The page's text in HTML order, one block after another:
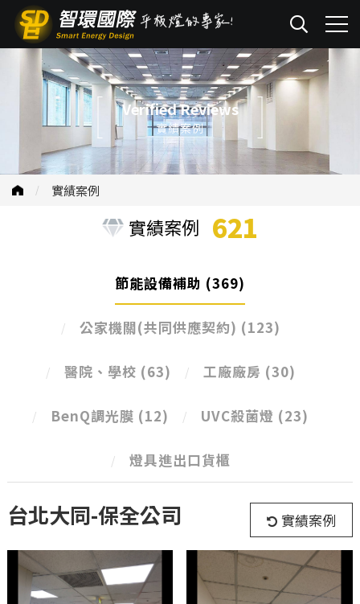
Verified Reviews
實績案例
實績案例
實績案例 621
節能設備補助 (369)
公家機關(共同供應契約) (123)
醫院、學校 (63) 工廠廠房 (30)
BenQ調光膜 (12) UVC殺菌燈 (23)
燈具進出口貨櫃
台北大同-保全公司 實績案例